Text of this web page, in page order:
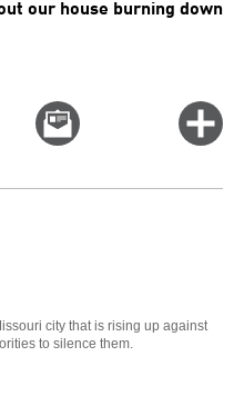
our house burning down
Email
this
city that is rising up against
to silence them.